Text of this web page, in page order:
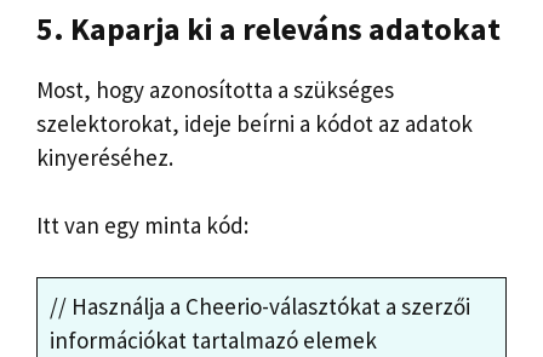
5. Kaparja ki a releváns adatokat
Most, hogy azonosította a szükséges
szelektorokat, ideje beírni a kódot az adatok
kinyeréséhez.
Itt van egy minta kód:
// Használja a Cheerio-választókat a szerzői
információkat tartalmazó elemek